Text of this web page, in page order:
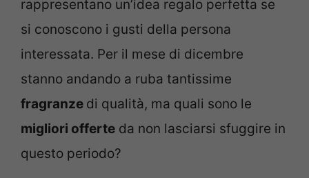
rappresentano un’idea regalo perfetta se
si conoscono i gusti della persona
interessata. Per il mese di dicembre
stanno andando a ruba tantissime
fragranze di qualità, ma quali sono le
migliori offerte da non lasciarsi sfuggire in
questo periodo?